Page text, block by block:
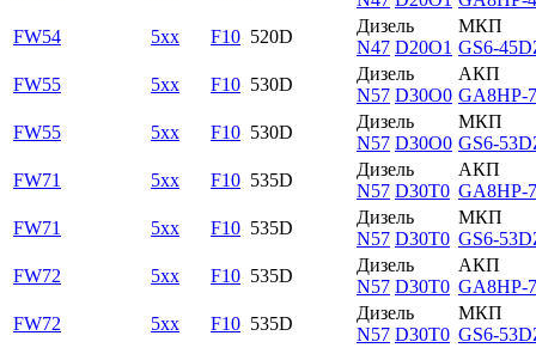
FW54
5xx F10 520D
Дизель
N47 D20O1
МКП
GS6-
FW55
5xx F10 530D
Дизель
N57 D30O0
АКП
GA8HP-
FW55
5xx F10 530D
Дизель
N57 D30O0
МКП
GS6-
FW71
5xx F10 535D
Дизель
N57 D30T0
АКП
GA8HP-
FW71
5xx F10 535D
Дизель
N57 D30T0
МКП
GS6-
FW72
5xx F10 535D
Дизель
N57 D30T0
АКП
GA8HP-
FW72
5xx F10 535D
Дизель
N57 D30T0
МКП
GS6-